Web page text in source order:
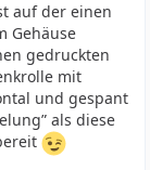
auf der einen
Gehäuse
gedruckten
mit
und gespant
als diese